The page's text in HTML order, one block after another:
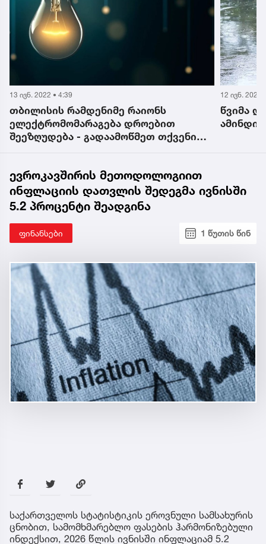
13 ივნ. 2022 • 4:39
თბილისის რამდენიმე რაიონს
ელექტრომომარაგება დროებით
შეეზღუდება - გადაამოწმეთ თქვენი
12 ივნ. 2022
წვიმა
ევროკავშირის მეთოდოლოგიით
ინფლაციის დათვლის შედეგმა ივნისში
5.2 პროცენტი შეადგინა
ფინანსები 1 წუთის წინ
საქართველოს სტატისტიკის ეროვნული სამსახურის
ცნობით, სამომხმარებლო ფასების ჰარმონიზებული
ინდექსით, 2026 წლის ივნისში ინფლაციამ 5.2